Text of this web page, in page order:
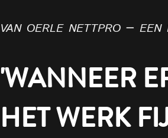
van oerle nettpro – een
'WANNEER
HET WERK